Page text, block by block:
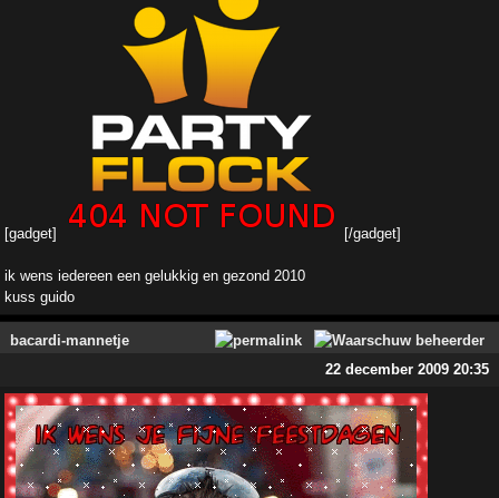
[gadget] [/gadget]
ik wens iedereen een gelukkig en gezond 2010
kuss guido
bacardi-mannetje
22 december 2009 20:35